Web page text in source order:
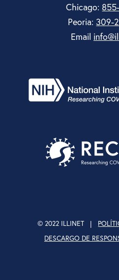
Chicago:
Peoria:309-
Email
© 2022 ILLINET |
DESCARGO DE